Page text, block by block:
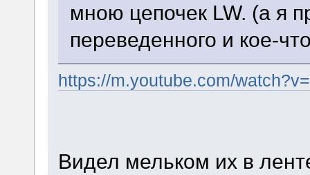
мною цепочек LW. (а я
переведенного и кое-
https://m.youtube.com/
Видел мельком их в